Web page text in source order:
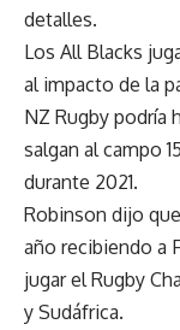
detalles.
Los All Blacks
al impacto de la
NZ Rugby podría
salgan al campo
durante 2021.
Robinson dijo
año recibiendo a
jugar el Rugby
y Sudáfrica.